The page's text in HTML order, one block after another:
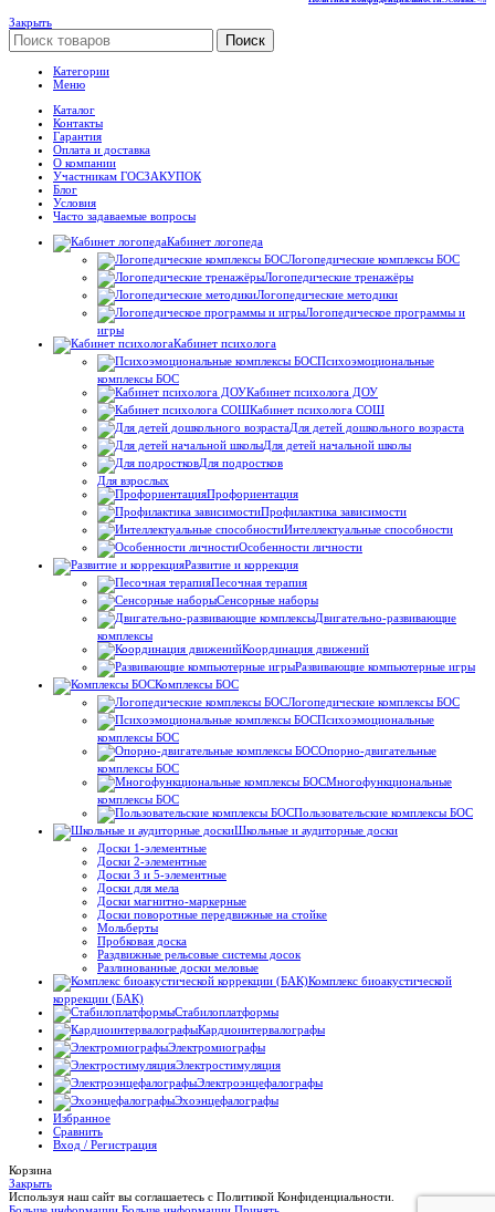
Закрыть
Поиск
Категории
Меню
Каталог
Контакты
Гарантия
Оплата и доставка
О компании
Участникам ГОСЗАКУПОК
Блог
Условия
Часто задаваемые вопросы
Кабинет логопеда
Логопедические комплексы БОС
Логопедические тренажёры
Логопедические методики
Логопедическое программы и
игры
Кабинет психолога
Психоэмоциональные
комплексы БОС
Кабинет психолога ДОУ
Кабинет психолога СОШ
Для детей дошкольного возраста
Для детей начальной школы
Для подростков
Для взрослых
Профориентация
Профилактика зависимости
Интеллектуальные способности
Особенности личности
Развитие и коррекция
Песочная терапия
Сенсорные наборы
Двигательно-развивающие
комплексы
Координация движений
Развивающие компьютерные игры
Комплексы БОС
Логопедические комплексы БОС
Психоэмоциональные
комплексы БОС
Опорно-двигательные
комплексы БОС
Многофункциональные
комплексы БОС
Пользовательские комплексы БОС
Школьные и аудиторные доски
Доски 1-элементные
Доски 2-элементные
Доски 3 и 5-элементные
Доски для мела
Доски магнитно-маркерные
Доски поворотные передвижные на стойке
Мольберты
Пробковая доска
Раздвижные рельсовые системы досок
Разлинованные доски меловые
Комплекс биоакустической
коррекции (БАК)
Стабилоплатформы
Кардиоинтервалографы
Электромиографы
Электростимуляция
Электроэнцефалографы
Эхоэнцефалографы
Избранное
Сравнить
Вход / Регистрация
Корзина
Закрыть
Используя наш сайт вы соглашаетесь с Политикой Конфиденциальности.